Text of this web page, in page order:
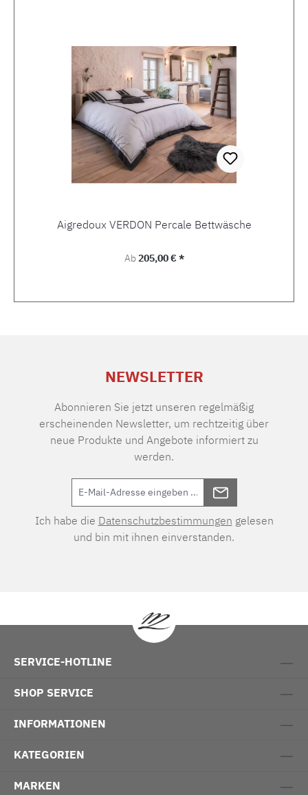
Aigredoux VERDON Percale Bettwäsche
Regulärer Preis:
Ab205,00 € *
NEWSLETTER
Abonnieren Sie jetzt unseren regelmäßig
erscheinenden Newsletter, um rechtzeitig über
neue Produkte und Angebote informiert zu
werden.
Ich habe die Datenschutzbestimmungen gelesen
und bin mit ihnen einverstanden.
SERVICE-HOTLINE
SHOP SERVICE
INFORMATIONEN
KATEGORIEN
MARKEN